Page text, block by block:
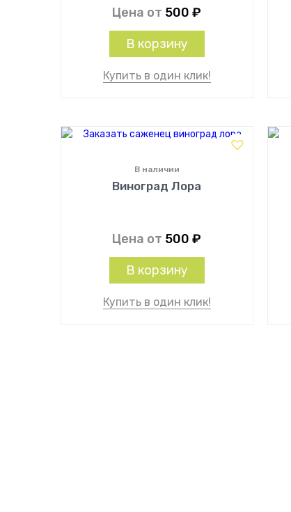
Цена от 500₽
В корзину
Купить в один клик!
Виноград Лора
В наличии
Цена от 500₽
В корзину
Купить в один клик!